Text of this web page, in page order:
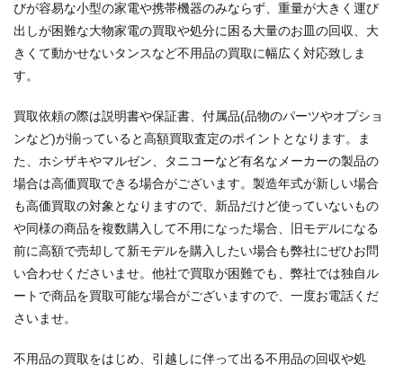
びが容易な小型の家電や携帯機器のみならず、重量が大きく運び
出しが困難な大物家電の買取や処分に困る大量のお皿の回収、大
きくて動かせないタンスなど不用品の買取に幅広く対応致しま
す。
買取依頼の際は説明書や保証書、付属品(品物のパーツやオプショ
ンなど)が揃っていると高額買取査定のポイントとなります。ま
た、ホシザキやマルゼン、タニコーなど有名なメーカーの製品の
場合は高価買取できる場合がございます。製造年式が新しい場合
も高価買取の対象となりますので、新品だけど使っていないもの
や同様の商品を複数購入して不用になった場合、旧モデルになる
前に高額で売却して新モデルを購入したい場合も弊社にぜひお問
い合わせくださいませ。他社で買取が困難でも、弊社では独自ル
ートで商品を買取可能な場合がございますので、一度お電話くだ
さいませ。
不用品の買取をはじめ、引越しに伴って出る不用品の回収や処